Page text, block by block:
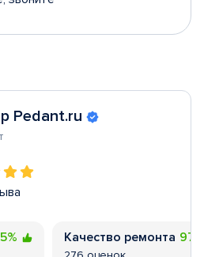
Pedant.ru
Качество ремонта